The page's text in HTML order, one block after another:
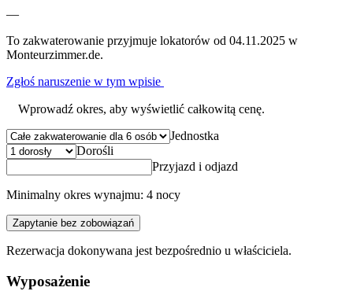
—
To zakwaterowanie przyjmuje lokatorów od 04.11.2025 w
Monteurzimmer.de.
Zgłoś naruszenie w tym wpisie
Wprowadź okres, aby wyświetlić całkowitą cenę.
Jednostka
Dorośli
Przyjazd i odjazd
Minimalny okres wynajmu: 4 nocy
Zapytanie bez zobowiązań
Rezerwacja dokonywana jest bezpośrednio u właściciela.
Wyposażenie